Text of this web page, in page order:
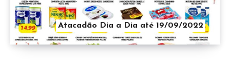
Atacadão Dia a Dia até 19/09/2022